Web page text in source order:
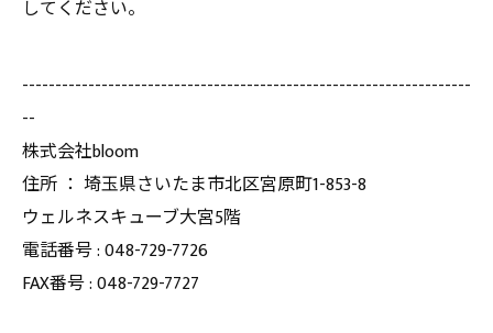
してください。
--------------------------------------------------------------------
--
株式会社bloom
住所 ： 埼玉県さいたま市北区宮原町1-853-8
ウェルネスキューブ大宮5階
電話番号 : 048-729-7726
FAX番号 : 048-729-7727